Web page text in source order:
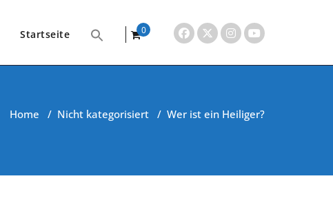
Startseite
0
Home / Nicht kategorisiert / Wer ist ein Heiliger?